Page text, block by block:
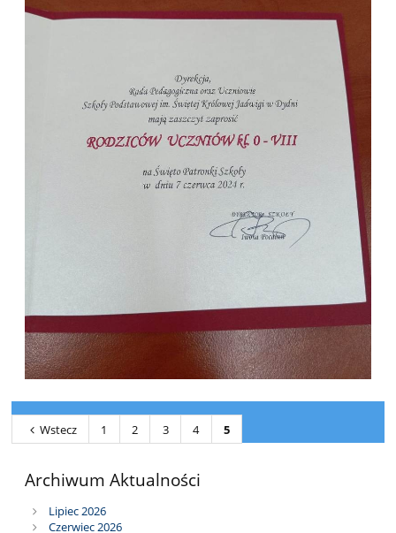
Wstecz 1 2 3 4 5
Archiwum Aktualności
Lipiec 2026
Czerwiec 2026